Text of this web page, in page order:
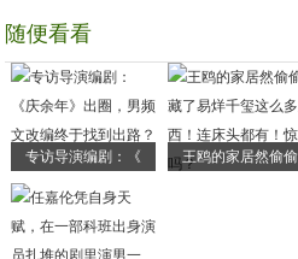
随便看看
专访导演编剧：《 王鸥的家居然偷偷